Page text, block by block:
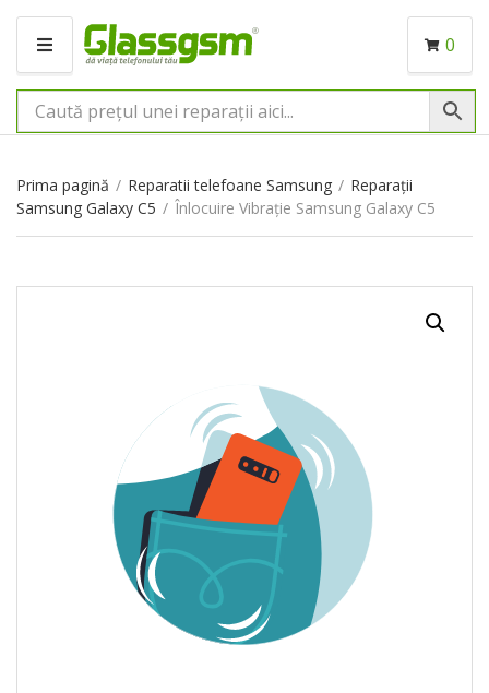
M
N
I
0
Prima pagină / Reparatii telefoane Samsung / Reparații
Samsung Galaxy C5 / Înlocuire Vibrație Samsung Galaxy C5